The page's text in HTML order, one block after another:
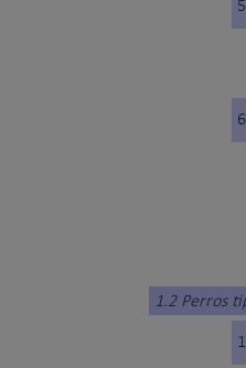
1.2 Perros